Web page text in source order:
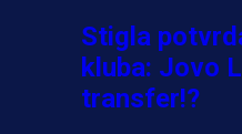
Stigla
kluba: Jovo
transfer!?